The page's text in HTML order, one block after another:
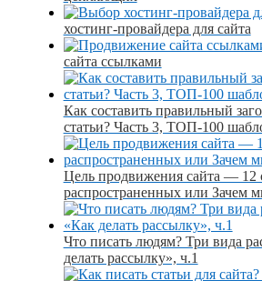
хостинг-провайдера для сайта
сайта ссылками
Как составить правильный
статьи? Часть 3, ТОП-100
Цель продвижения сайта — 12
распространенных или Зачем
Что писать людям? Три вида
делать рассылку», ч.1